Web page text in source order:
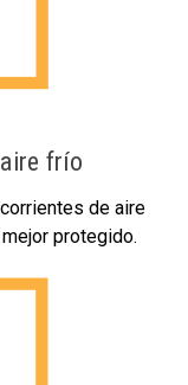
frío
de aire
protegido.